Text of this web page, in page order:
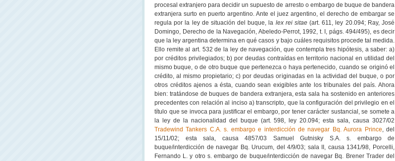
procesal extranjero para decidir un supuesto de arresto o embargo de buque de bandera
extranjera surto en puerto argentino. Ante el juez argentino, el derecho de embargar se
regula por la ley de situación del buque, la lex rei sitae(art. 611, ley 20.094; Ray, José
Domingo, Derecho de la Navegación, Abeledo-Perrot, 1992, t. I, págs. 494/495), es decir
que la ley argentina determina en qué casos y bajo cuáles requisitos procede tal medida.
Ello remite al art. 532 de la ley de navegación, que contempla tres hipótesis, a saber: a)
por créditos privilegiados; b) por deudas contraídas en territorio nacional en utilidad del
mismo buque, o de otro buque que pertenezca o haya pertenecido, cuando se originó el
crédito, al mismo propietario; c) por deudas originadas en la actividad del buque, o por
otros créditos ajenos a ésta, cuando sean exigibles ante los tribunales del país. Ahora
bien: tratándose de buques de bandera extranjera, esta sala ha sostenido en anteriores
precedentes con relación al inciso a) transcripto, que la configuración del privilegio en el
título que se invoca para justificar el embargo, por tener carácter sustancial, se somete a
la ley de la nacionalidad del buque (art. 598, ley 20.094; esta sala, causa 3027/02
Tradewind Tankers C.A. s. embargo e interdicción de navegar Bq. Aurora Prince, del
15/11/02; esta sala, causa 4857/03 Samuel Gutnisky S.A. s. embargo de
buque/interdicción de navegar Bq. Urucum, del 4/9/03; sala II, causa 1341/98, Porcelli,
Fernando L. y otro s. embargo de buque/interdicción de navegar Bq. Brener Trader del